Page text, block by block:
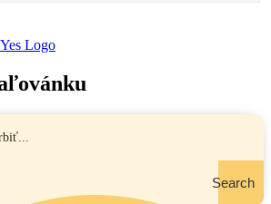
Search